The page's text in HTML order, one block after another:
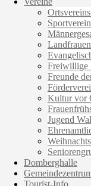
Landfrauen
Freiwillige
Freunde
Kultur vor
Jugend
Domberghalle